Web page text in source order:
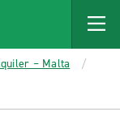
– Malta